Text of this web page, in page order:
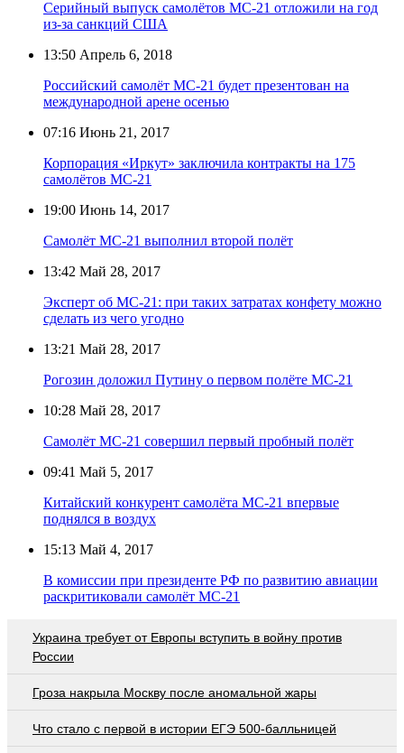
Серийный выпуск самолётов МС-21 отложили на год
из-за санкций США
13:50 Апрель 6, 2018
Российский самолёт МС-21 будет презентован на
международной арене осенью
07:16 Июнь 21, 2017
Корпорация «Иркут» заключила контракты на 175
самолётов МС-21
19:00 Июнь 14, 2017
Самолёт МС-21 выполнил второй полёт
13:42 Май 28, 2017
Эксперт об МС-21: при таких затратах конфету можно
сделать из чего угодно
13:21 Май 28, 2017
Рогозин доложил Путину о первом полёте МС-21
10:28 Май 28, 2017
Самолёт МС-21 совершил первый пробный полёт
09:41 Май 5, 2017
Китайский конкурент самолёта МС-21 впервые
поднялся в воздух
15:13 Май 4, 2017
В комиссии при президенте РФ по развитию авиации
раскритиковали самолёт МС-21
Украина требует от Европы вступить в войну против
России
Гроза накрыла Москву после аномальной жары
Что стало с первой в истории ЕГЭ 500-балльницей